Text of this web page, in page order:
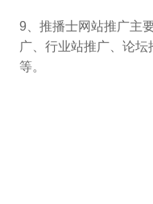
9、推播士网站推广主
广、行业站推广、论
等。